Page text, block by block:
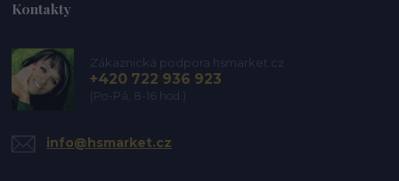
Kontakty
Zákaznická podpora hsmarket.cz
+420 722 936 923
(Po-Pá, 8-16 hod.)
info@hsmarket.cz